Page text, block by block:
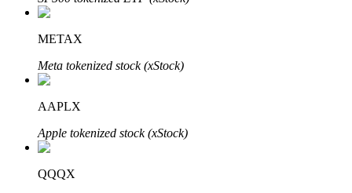
Dowiedz się, jak uzyskać dochód pasywny
Bitrue
METAX
Meta tokenized stock (xStock)
AAPLX
Apple tokenized stock (xStock)
QQQX